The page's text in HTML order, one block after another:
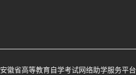
安徽省高等教育自学考试网络助学服务平台